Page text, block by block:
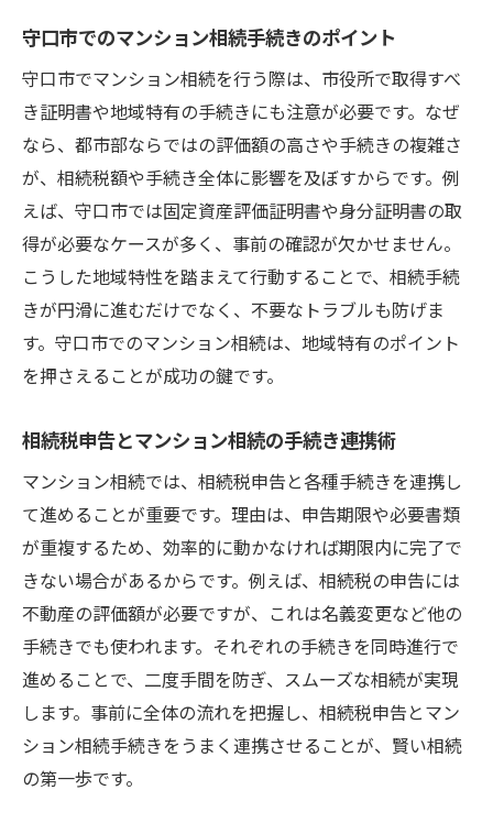
守口市でのマンション相続手続きのポイント
守口市でマンション相続を行う際は、市役所で取得すべ
き証明書や地域特有の手続きにも注意が必要です。なぜ
なら、都市部ならではの評価額の高さや手続きの複雑さ
が、相続税額や手続き全体に影響を及ぼすからです。例
えば、守口市では固定資産評価証明書や身分証明書の取
得が必要なケースが多く、事前の確認が欠かせません。
こうした地域特性を踏まえて行動することで、相続手続
きが円滑に進むだけでなく、不要なトラブルも防げま
す。守口市でのマンション相続は、地域特有のポイント
を押さえることが成功の鍵です。
相続税申告とマンション相続の手続き連携術
マンション相続では、相続税申告と各種手続きを連携し
て進めることが重要です。理由は、申告期限や必要書類
が重複するため、効率的に動かなければ期限内に完了で
きない場合があるからです。例えば、相続税の申告には
不動産の評価額が必要ですが、これは名義変更など他の
手続きでも使われます。それぞれの手続きを同時進行で
進めることで、二度手間を防ぎ、スムーズな相続が実現
します。事前に全体の流れを把握し、相続税申告とマン
ション相続手続きをうまく連携させることが、賢い相続
の第一歩です。